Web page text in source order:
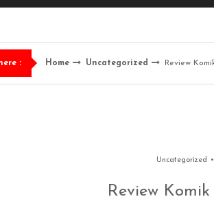
: Home Uncategorized Review
Uncategorized
Review